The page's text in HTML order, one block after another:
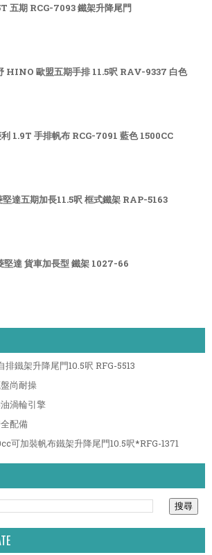
五期 RCG-7093 鐵架升降尾門
HINO 歐盟五期手排 11.5呎 RAV-9337 白色
1.9T 手排帆布 RCG-7091 藍色 1500CC
達五期加長11.5呎 框式鐵架 RAP-5163
堅達 貨車加長型 鐵架 1027-66
鐵架升降尾門10.5呎 RFG-5513
尚耐操
渦輪引擎
配備
可加裝帆布鐵架升降尾門10.5呎*RFG-1371